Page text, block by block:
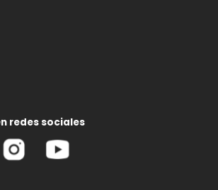
redes sociales